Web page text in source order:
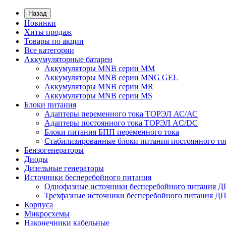
Назад
Новинки
Хиты продаж
Товары по акции
Все категории
Аккумуляторные батареи
Аккумуляторы MNB серии MM
Аккумуляторы MNB серии MNG GEL
Аккумуляторы MNB серии MR
Аккумуляторы MNB серии MS
Блоки питания
Адаптеры переменного тока ТОРЭЛ АС/АС
Адаптеры постоянного тока ТОРЭЛ AC/DC
Блоки питания БПП переменного тока
Стабилизированные блоки питания постоянного
Бензогенераторы
Диоды
Дизельные генераторы
Источники бесперебойного питания
Однофазные источники бесперебойного питания
Трехфазные источники бесперебойного питания
Корпуса
Микросхемы
Наконечники кабельные